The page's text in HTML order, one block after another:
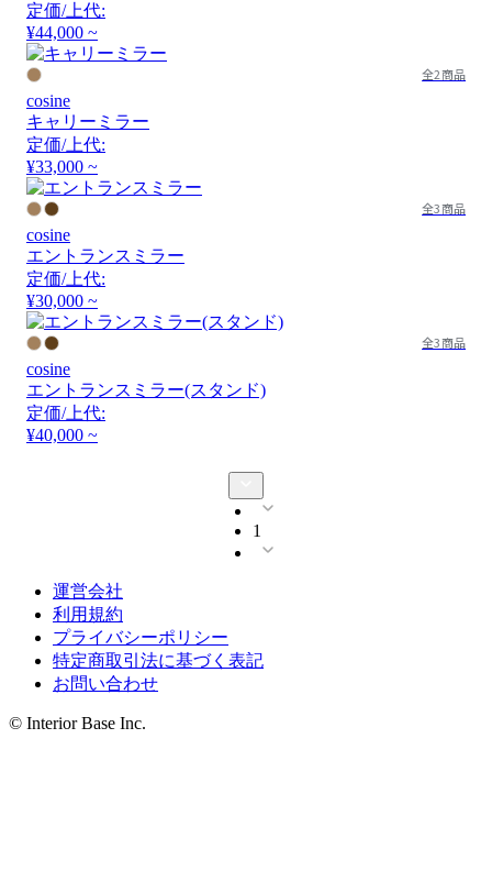
定価/上代:
¥44,000 ~
全2商品
cosine
キャリーミラー
定価/上代:
¥33,000 ~
全3商品
cosine
エントランスミラー
定価/上代:
¥30,000 ~
全3商品
cosine
エントランスミラー(スタンド)
定価/上代:
¥40,000 ~
1
運営会社
利用規約
プライバシーポリシー
特定商取引法に基づく表記
お問い合わせ
© Interior Base Inc.